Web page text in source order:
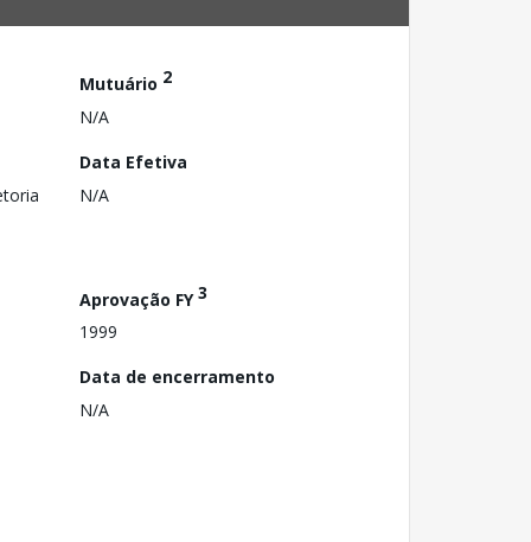
Mutuário 2
N/A
Data Efetiva
N/A
Aprovação FY3
1999
Data de encerramento
N/A